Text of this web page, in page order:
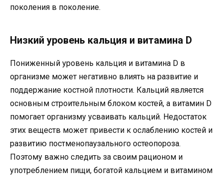
поколения в поколение.
Низкий уровень кальция и витамина D
Пониженный уровень кальция и витамина D в
организме может негативно влиять на развитие и
поддержание костной плотности. Кальций является
основным строительным блоком костей, а витамин D
помогает организму усваивать кальций. Недостаток
этих веществ может привести к ослаблению костей и
развитию постменопаузального остеопороза.
Поэтому важно следить за своим рационом и
употреблением пищи, богатой кальцием и витамином